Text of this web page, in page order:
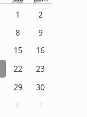
1
2
8
9
15
16
22
23
29
30
6 7